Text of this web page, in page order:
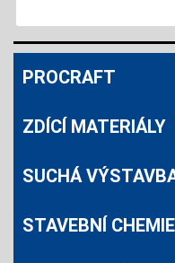
PROCRAFT
ZDÍCÍ MATERIÁLY
SUCHÁ
STAVEBNÍ CHEMIE